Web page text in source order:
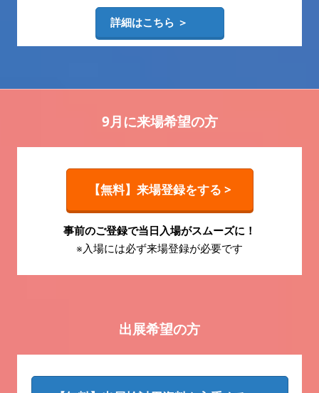
詳細はこちら ＞
9月に来場希望の方
【無料】来場登録をする >
事前のご登録で当日入場がスムーズに！
※入場には必ず来場登録が必要です
出展希望の方